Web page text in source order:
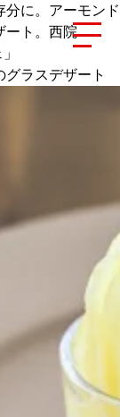
分に。アーモンド
ート。西院
ラスデザート